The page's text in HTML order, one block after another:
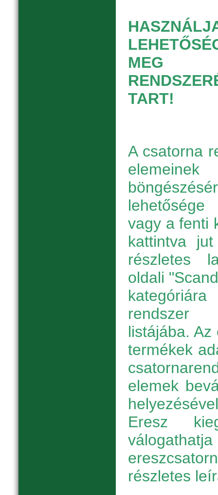
MEG
TART!
A csatorna
elemeinek
vagy a fenti
kattintva
részletes
oldali
rendszer
listájába.
termékek
elemek
Eresz
részletes